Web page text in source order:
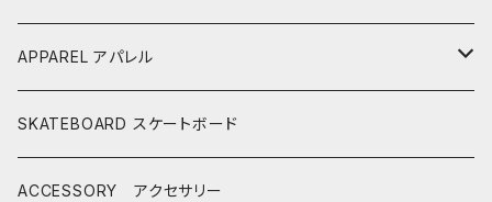
CASH SURFBOARDS
CASH SUFBOARDS
CEANO SURFBOARDS
MID LENGTH ミッドレングス
CASH SURFBOARDS
CEANO SURFBOARDS
USEDBOARDS 中古サーフボード
SOFTBOARDS ソフトボード
FIN
LEASH
DECKPAD
APPAREL アパレル
HURLEY
VISSLA
SKATEBOARD スケートボード
ACCESSORY アクセサリー